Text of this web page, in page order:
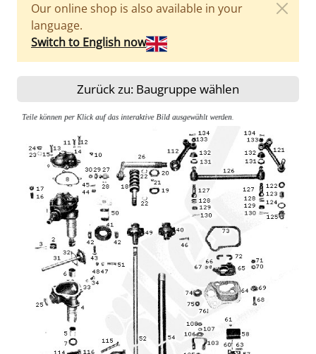
Our online shop is also available in your
language.
Switch to English now
Zurück zu: Baugruppe wählen